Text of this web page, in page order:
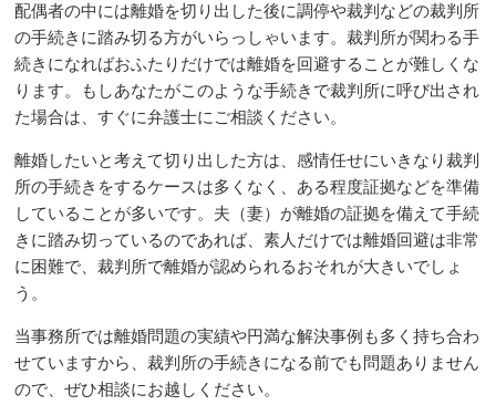
配偶者の中には離婚を切り出した後に調停や裁判などの裁判所
の手続きに踏み切る方がいらっしゃいます。裁判所が関わる手
続きになればおふたりだけでは離婚を回避することが難しくな
ります。もしあなたがこのような手続きで裁判所に呼び出され
た場合は、すぐに弁護士にご相談ください。
離婚したいと考えて切り出した方は、感情任せにいきなり裁判
所の手続きをするケースは多くなく、ある程度証拠などを準備
していることが多いです。夫（妻）が離婚の証拠を備えて手続
きに踏み切っているのであれば、素人だけでは離婚回避は非常
に困難で、裁判所で離婚が認められるおそれが大きいでしょ
う。
当事務所では離婚問題の実績や円満な解決事例も多く持ち合わ
せていますから、裁判所の手続きになる前でも問題ありません
ので、ぜひ相談にお越しください。